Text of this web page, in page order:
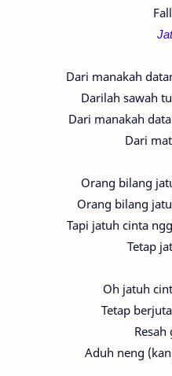
Dari manakah
Darilah sawah
Dari manakah
Dari
Orang bilang
Orang bilang
Tapi jatuh cinta
Tetap
Oh jatuh
Tetap
Resah
Aduh neng